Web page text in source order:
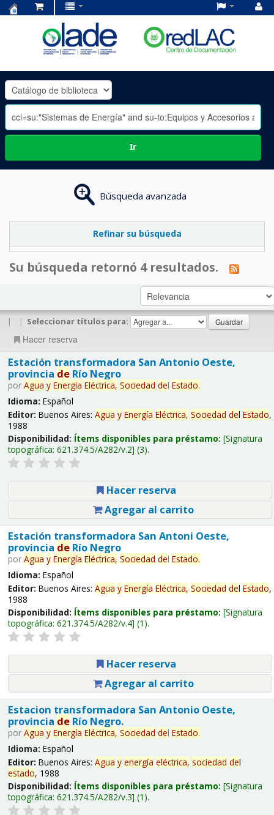
OLADE
-
Ir
Búsqueda avanzada
Refinar su búsqueda
Su búsqueda retornó 4 resultados.
| | Seleccionar títulos para:
Hacer reserva
Estación transformadora San Antonio Oeste,
provincia deRío Negro
por Agua y Energía Eléctrica, Sociedad del Estado.
Idioma: Español
Editor: Buenos Aires: Agua y Energía Eléctrica, Sociedad del Estado,
1988
Disponibilidad: Ítems disponibles para préstamo: Signatura
topográfica: 621.374.5/A282/v.2 (3).
Hacer reserva
Agregar al carrito
Estación transformadora San Antoni Oeste,
provincia deRío Negro
por Agua y Energía Eléctrica, Sociedad del Estado.
Idioma: Español
Editor: Buenos Aires: Agua y Energía Eléctrica, Sociedad del Estado,
1988
Disponibilidad: Ítems disponibles para préstamo: Signatura
topográfica: 621.374.5/A282/v.4 (1).
Hacer reserva
Agregar al carrito
Estacion transformadora San Antonio Oeste,
provincia deRío Negro.
por Agua y Energía Eléctrica, Sociedad del Estado.
Idioma: Español
Editor: Buenos Aires: Agua y energía eléctrica, sociedad del
estado, 1988
Disponibilidad: Ítems disponibles para préstamo: Signatura
topográfica: 621.374.5/A282/v.3 (1).